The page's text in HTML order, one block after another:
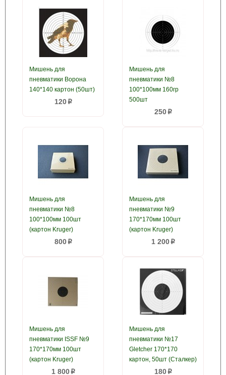
Мишень для
пневматики Ворона
140*140 картон (50шт)
120p
Мишень для
пневматики №8
100*100мм 160гр
500шт
250p
Мишень для
пневматики №8
100*100мм 100шт
(картон Kruger)
800p
Мишень для
пневматики №9
170*170мм 100шт
(картон Kruger)
1 200p
Мишень для
пневматики ISSF №9
170*170мм 100шт
(картон Kruger)
1 800p
Мишень для
пневматики №17
Gletcher 170*170
картон, 50шт (Сталкер)
180p